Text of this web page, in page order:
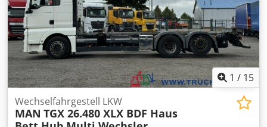
Reduzierung: Ausenplanetenachsen Dsdpfow Nkqwsx
Acfskr Gewichte Leergewicht: 12.160 kg Zuladung: 13.840
kg zGG: 26.000 kg Zustand Technischer Zustand: sehr gut
Optischer Zustand: sehr gut Finanzielle Informationen
Preis: Auf Anfrage Weitere Informationen Wenden Sie sich
an Thierry Leemans, um weitere Informationen zu
erhalten.
1 / 15
Wechselfahrgestell LKW
MAN TGX 26.480 XLX BDF Haus